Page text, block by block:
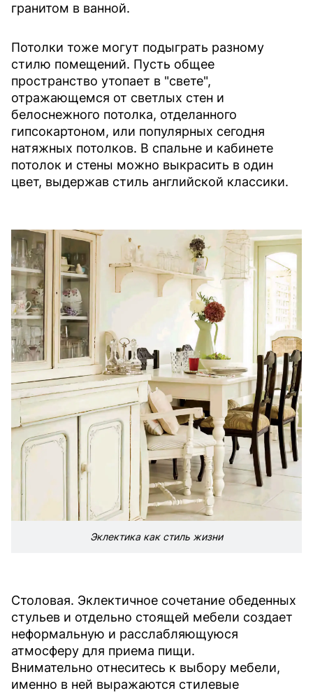
гранитом в ванной.
Потолки тоже могут подыграть разному
стилю помещений. Пусть общее
пространство утопает в "свете",
отражающемся от светлых стен и
белоснежного потолка, отделанного
гипсокартоном, или популярных сегодня
натяжных потолков. В спальне и кабинете
потолок и стены можно выкрасить в один
цвет, выдержав стиль английской классики.
Эклектика как стиль жизни
Столовая. Эклектичное сочетание обеденных
стульев и отдельно стоящей мебели создает
неформальную и расслабляющуюся
атмосферу для приема пищи.
Внимательно отнеситесь к выбору мебели,
именно в ней выражаются стилевые